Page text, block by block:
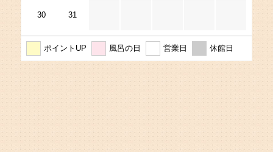
30 31
ポイントUP 風呂の日 営業日 休館日